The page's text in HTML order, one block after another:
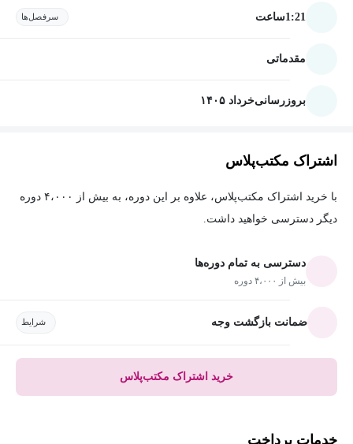
1:21ساعت سرفصل‌ها
مقدماتی
بروزرسانیخرداد ۱۴۰۵
اشتراک مکتب‌پلاس
با خرید اشتراک مکتب‌پلاس، علاوه بر این دوره، به بیش از ۴،۰۰۰ دوره
دیگر دسترسی خواهید داشت.
دسترسی به تمام دوره‌ها
بیش از ۴،۰۰۰ دوره
ضمانت بازگشت وجه شرایط
خرید اشتراک مکتب‌پلاس
خدمات پرداخت